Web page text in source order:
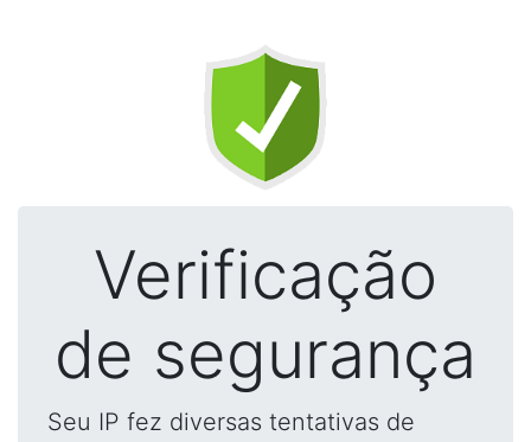
Verificação
de segurança
Seu IP fez diversas tentativas de